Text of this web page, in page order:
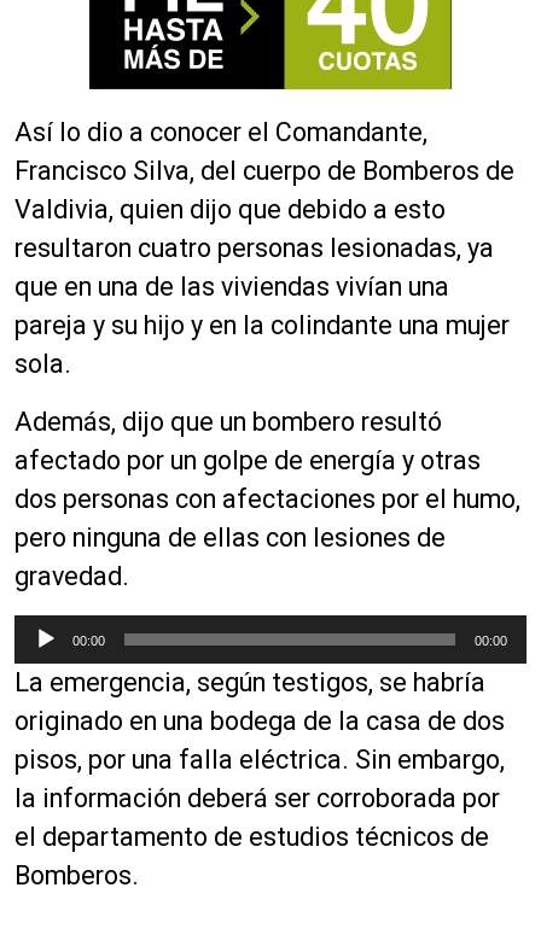
Así lo dio a conocer el Comandante,
Francisco Silva, del cuerpo de Bomberos de
Valdivia, quien dijo que debido a esto
resultaron cuatro personas lesionadas, ya
que en una de las viviendas vivían una
pareja y su hijo y en la colindante una mujer
sola.
Además, dijo que un bombero resultó
afectado por un golpe de energía y otras
dos personas con afectaciones por el humo,
pero ninguna de ellas con lesiones de
gravedad.
e
p
r
d
u
c
t
o
00:00 00:00
La emergencia, según testigos, se habría
originado en una bodega de la casa de dos
pisos, por una falla eléctrica. Sin embargo,
la información deberá ser corroborada por
el departamento de estudios técnicos de
Bomberos.